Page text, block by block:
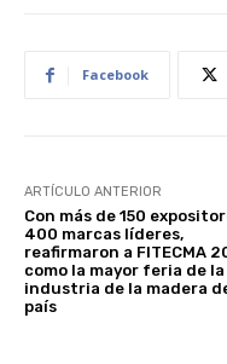
Facebook
ARTÍCULO ANTERIOR
Con más de 150
400 marcas líderes,
reafirmaron a FITECMA
como la mayor feria de la
industria de la madera
país